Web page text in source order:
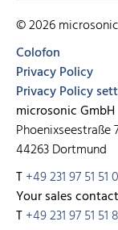
© 2026
Colofon
Privacy Policy
Privacy Policy
microsonic GmbH
Phoenixseestraße
44263 Dortmund
T+49 231 97 51 51 0
Your sales
T+49 231 97 51 51